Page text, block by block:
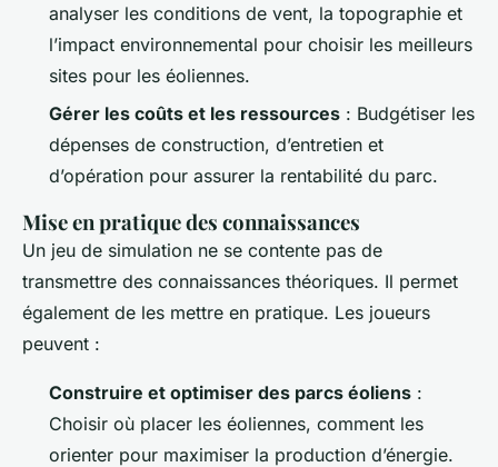
analyser les conditions de vent, la topographie et
l’impact environnemental pour choisir les meilleurs
sites pour les éoliennes.
Gérer les coûts et les ressources : Budgétiser les
dépenses de construction, d’entretien et
d’opération pour assurer la rentabilité du parc.
Mise en pratique des connaissances
Un jeu de simulation ne se contente pas de
transmettre des connaissances théoriques. Il permet
également de les mettre en pratique. Les joueurs
peuvent :
Construire et optimiser des parcs éoliens :
Choisir où placer les éoliennes, comment les
orienter pour maximiser la production d’énergie.